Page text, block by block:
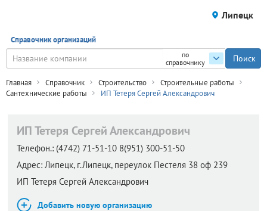
Липецк
Справочник организаций
по
справочнику
Главная Справочник Строительство
Строительные работы
Сантехнические работы
ИП Тетеря Сергей Александрович
ИП Тетеря Сергей Александрович
Телефон.: (4742) 71-51-10 8(951) 300-51-50
Адрес: Липецк, г.Липецк, переулок Пестеля 38 оф 239
ИП Тетеря Сергей Александрович
Добавить новую организацию